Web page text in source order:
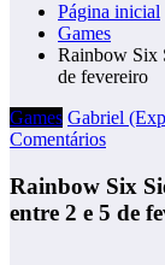
Página inicial
Games
Rainbow Six
de fevereiro
Games Gabriel
Comentários
Rainbow Six
entre 2 e 5 de